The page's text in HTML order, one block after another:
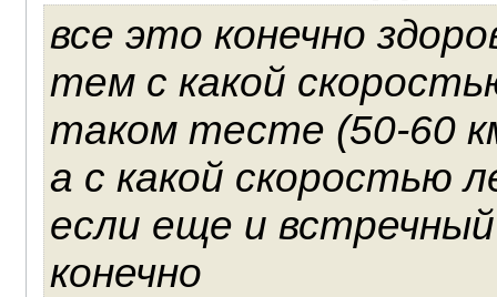
все это конечно
тем с какой
таком тесте (50-60
а с какой скоростью
если еще и
конечно